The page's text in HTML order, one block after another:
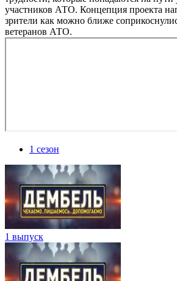
участников АТО. Концепция проекта
зрители как можно ближе
ветеранов АТО.
1 сезон
1 выпуск